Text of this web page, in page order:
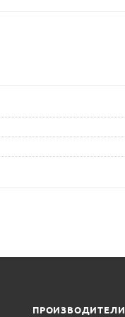
ПРОИЗВОДИТЕЛИ